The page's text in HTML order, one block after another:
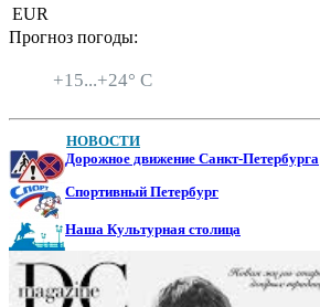
EUR
Прогноз погоды:
+15...+24° C
НОВОСТИ
Дорожное движение Санкт-Петербурга
Спортивный Петербург
Наша Культурная столица